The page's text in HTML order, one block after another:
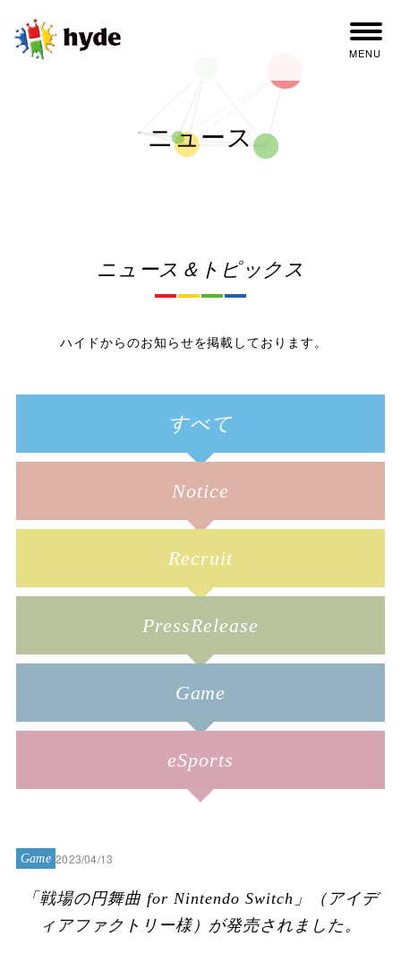
MENU
ニュース
ニュース＆トピックス
ハイドからのお知らせを掲載しております。
すべて
Notice
Recruit
PressRelease
Game
eSports
Game 2023/04/13
「戦場の円舞曲 for Nintendo Switch」（アイデ
ィアファクトリー様）が発売されました。